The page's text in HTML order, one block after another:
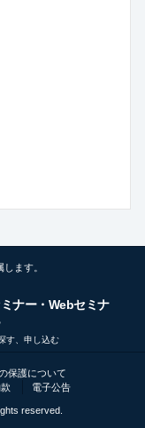
ます。
ナー・Webセミナ
す、申し込む
保護について
電子公告
reserved.